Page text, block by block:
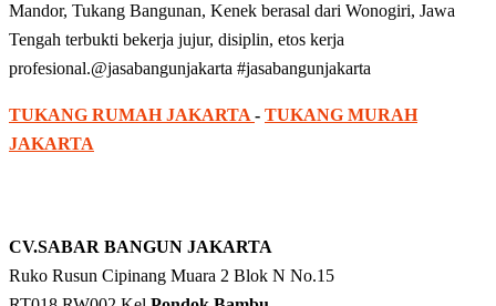
Mandor, Tukang Bangunan, Kenek berasal dari Wonogiri, Jawa
Tengah terbukti bekerja jujur, disiplin, etos kerja
profesional.@jasabangunjakarta #jasabangunjakarta
TUKANG RUMAH JAKARTA - TUKANG MURAH
JAKARTA
CV.SABAR BANGUN JAKARTA
Ruko Rusun Cipinang Muara 2 Blok N No.15